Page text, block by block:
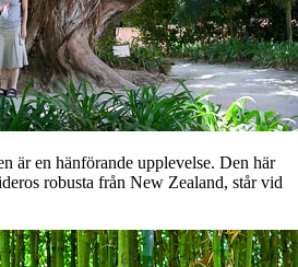
är en hänförande upplevelse. Den här
robusta från New Zealand, står vid